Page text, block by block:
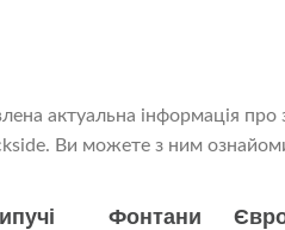
актуальна інформація про
Ви можете з ним
Фонтани